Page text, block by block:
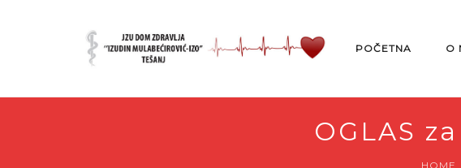
POČETNA O
OGLAS
HOME